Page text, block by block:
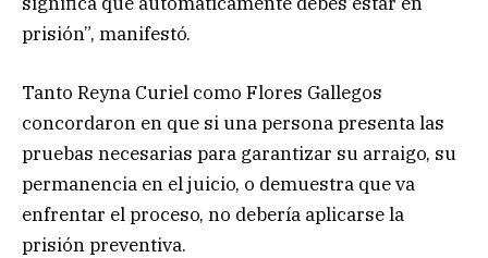
prisión”, manifestó.
Tanto Reyna Curiel como Flores Gallegos
concordaron en que si una persona presenta las
pruebas necesarias para garantizar su arraigo, su
permanencia en el juicio, o demuestra que va
enfrentar el proceso, no debería aplicarse la
prisión preventiva.